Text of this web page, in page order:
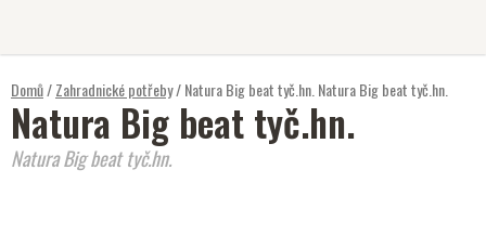
Domů/Zahradnické potřeby/Natura Big beat tyč.hn. Natura Big beat tyč.hn.
Natura Big beat tyč.hn.
Natura Big beat tyč.hn.